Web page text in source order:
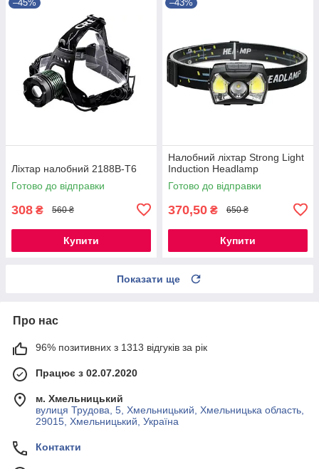
–45%
Ліхтар налобний 2188B-T6
Готово до відправки
308 ₴ 560 ₴
Купити
–43%
Налобний ліхтар Strong Light
Induction Headlamp
Готово до відправки
370,50 ₴ 650 ₴
Купити
Показати ще
Про нас
96% позитивних з 1313 відгуків за рік
Працює з 02.07.2020
м. Хмельницький
вулиця Трудова, 5, Хмельницький, Хмельницька область,
29015, Хмельницький, Україна
Контакти